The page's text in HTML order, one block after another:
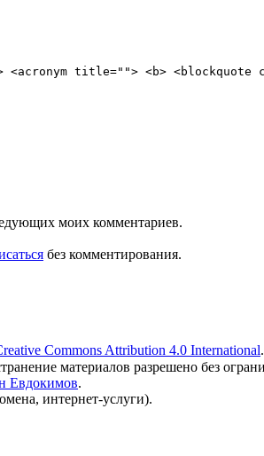
title=""> <b> <blockquote
моих комментариев.
без комментирования.
Commons Attribution 4.0 International.
материалов разрешено без
Евдокимов.
интернет-услуги).